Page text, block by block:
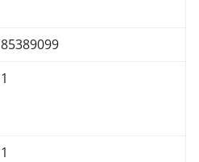
85389099
1
1